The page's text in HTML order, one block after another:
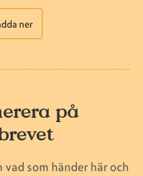
ner
på
som händer här och